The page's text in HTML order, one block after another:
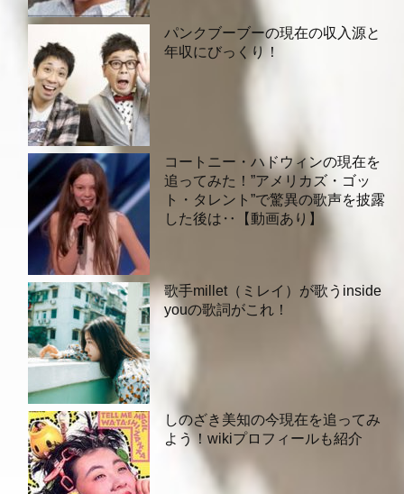
パンクブーブーの現在の収入源と
年収にびっくり！
コートニー・ハドウィンの現在を
追ってみた！”アメリカズ・ゴッ
ト・タレント”で驚異の歌声を披露
した後は‥【動画あり】
歌手millet（ミレイ）が歌うinside
youの歌詞がこれ！
しのざき美知の今現在を追ってみ
よう！wikiプロフィールも紹介